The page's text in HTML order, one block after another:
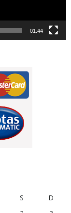
01:44
S
D